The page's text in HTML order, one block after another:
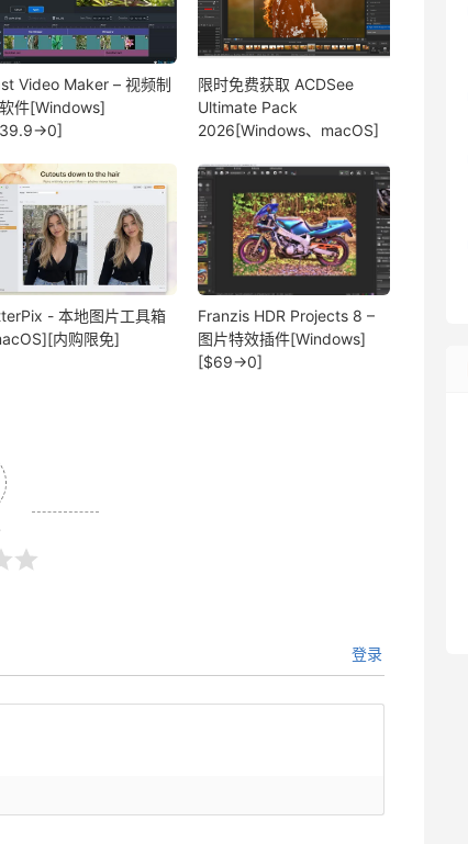
Video Maker – 视频制
件[Windows]
限时免费获取 ACDSee
Ultimate Pack
2026[Windows、macOS]
- 本地图片工具箱
内购限免]
Franzis HDR Projects 8 –
图片特效插件[Windows]
[$69→0]
登录